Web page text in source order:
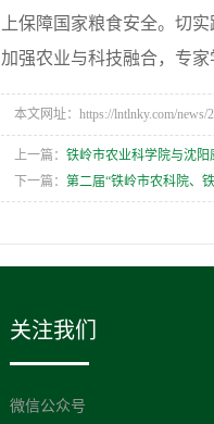
上保障国家粮食安全。切
加强农业与科技融合，专家
本文网址：https://lntlnky.com/news/
上一篇：铁岭市农业科学院与沈
下一篇：第二届“铁岭市农科院、
关注我们
微信公众号